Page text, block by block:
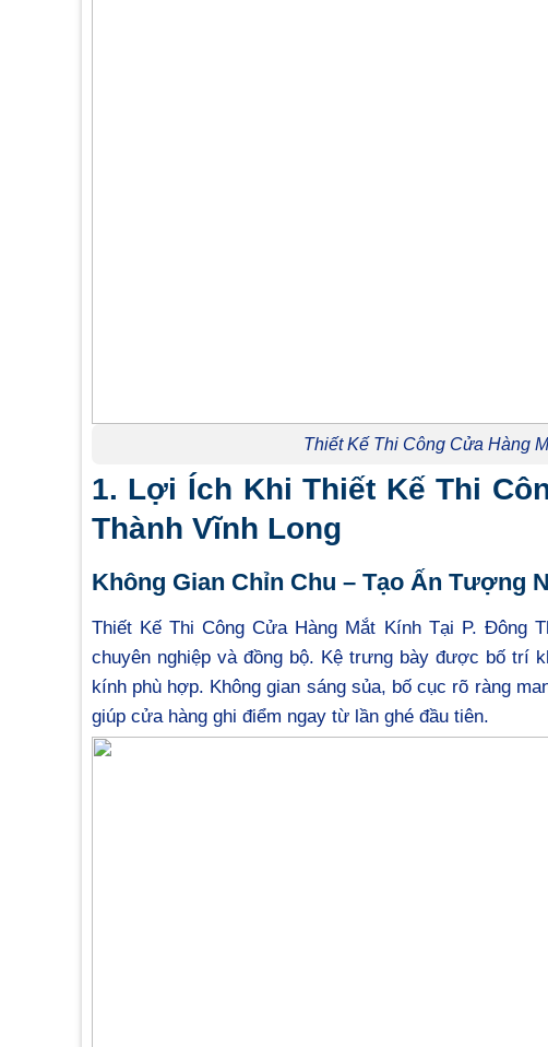
Thiết Kế Thi Công Cửa Hàng
1. Lợi Ích Khi Thiết Kế Thi
Thành Vĩnh Long
Không Gian Chỉn Chu – Tạo Ấn Tượng
Thiết Kế Thi Công Cửa Hàng Mắt Kính Tại P. Đông
chuyên nghiệp và đồng bộ. Kệ trưng bày được bố trí
kính phù hợp. Không gian sáng sủa, bố cục rõ ràng
giúp cửa hàng ghi điểm ngay từ lần ghé đầu tiên.